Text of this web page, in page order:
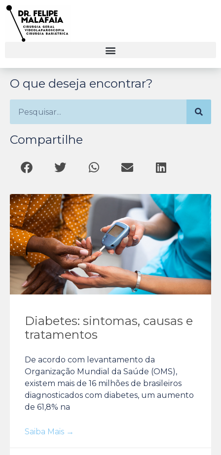
Diabetes: sintomas, causas e
tratamentos
De acordo com levantamento da
Organização Mundial da Saúde (OMS),
existem mais de 16 milhões de brasileiros
diagnosticados com diabetes, um aumento
de 61,8% na
Saiba Mais →
O que deseja encontrar?
Compartilhe